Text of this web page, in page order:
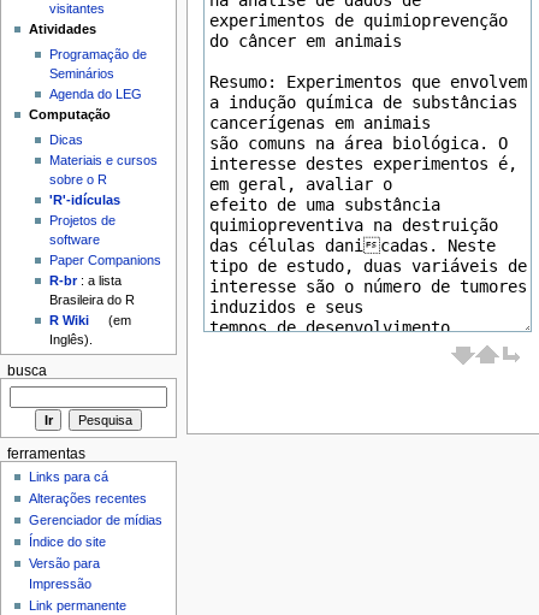
visitantes
Atividades
Programação de
Seminários
Agenda do LEG
Computação
Dicas
Materiais e cursos
sobre o R
'R'-idículas
Projetos de
software
Paper Companions
R-br: a lista
Brasileira do R
R Wiki
(em
Inglês).
busca
ferramentas
Links para cá
Alterações recentes
Gerenciador de mídias
Índice do site
Versão para
Impressão
Link permanente